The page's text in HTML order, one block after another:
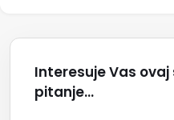
Interesuje Vas
pitanje...